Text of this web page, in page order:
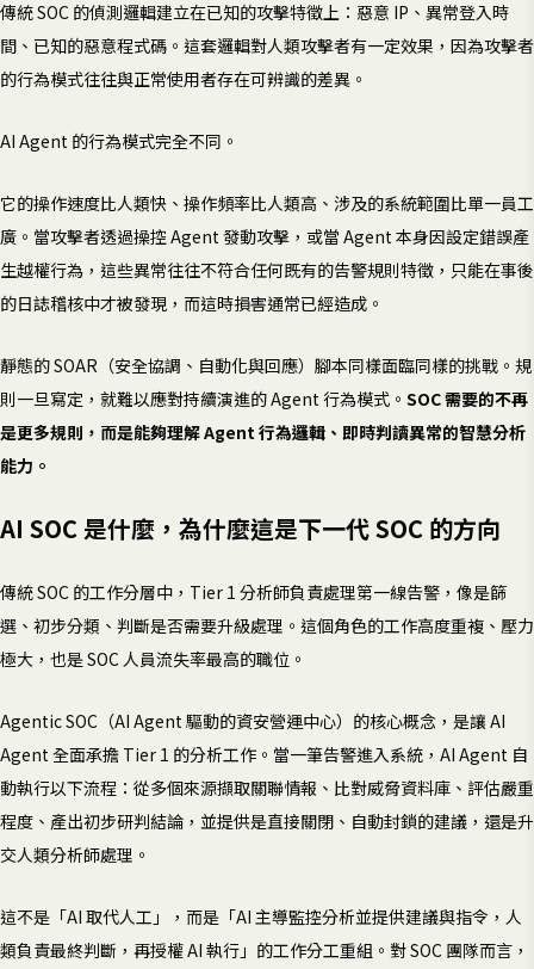
傳統 SOC 的偵測邏輯建立在已知的攻擊特徵上：惡意 IP、異常登入時
間、已知的惡意程式碼。這套邏輯對人類攻擊者有一定效果，因為攻擊者
的行為模式往往與正常使用者存在可辨識的差異。
AI Agent 的行為模式完全不同。
它的操作速度比人類快、操作頻率比人類高、涉及的系統範圍比單一員工
廣。當攻擊者透過操控 Agent 發動攻擊，或當 Agent 本身因設定錯誤產
生越權行為，這些異常往往不符合任何既有的告警規則特徵，只能在事後
的日誌稽核中才被發現，而這時損害通常已經造成。
靜態的 SOAR（安全協調、自動化與回應）腳本同樣面臨同樣的挑戰。規
則一旦寫定，就難以應對持續演進的 Agent 行為模式。 SOC 需要的不再
是更多規則，而是能夠理解 Agent 行為邏輯、即時判讀異常的智慧分析
能力。
AI SOC 是什麼，為什麼這是下一代 SOC 的方向
傳統 SOC 的工作分層中，Tier 1 分析師負責處理第一線告警，像是篩
選、初步分類、判斷是否需要升級處理。這個角色的工作高度重複、壓力
極大，也是 SOC 人員流失率最高的職位。
Agentic SOC（AI Agent 驅動的資安營運中心）的核心概念，是讓 AI
Agent 全面承擔 Tier 1 的分析工作。當一筆告警進入系統，AI Agent 自
動執行以下流程：從多個來源擷取關聯情報、比對威脅資料庫、評估嚴重
程度、產出初步研判結論，並提供是直接關閉、自動封鎖的建議，還是升
交人類分析師處理。
這不是「AI 取代人工」，而是「AI 主導監控分析並提供建議與指令，人
類負責最終判斷，再授權 AI 執行」的工作分工重組。對 SOC 團隊而言，